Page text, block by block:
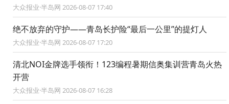
大众报业·半岛网 2026-08-07 17:40
绝不放弃的守护——青岛长护险“最后一公里”的提灯人
大众报业·半岛网 2026-08-07 17:20
清北NOI金牌选手领衔！123编程暑期信奥集训营青岛火热
开营
大众报业·半岛网 2026-08-07 16:28